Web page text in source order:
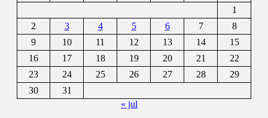
1
2
3 4 5 6 7
8
9
10 11 12 13 14
15
16
17 18 19 20 21
22
23
24 25 26 27 28
29
30
31
« jul